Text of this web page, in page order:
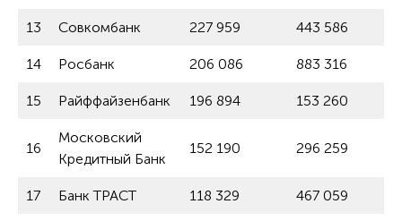
13 Совкомбанк 227 959 443 586
14 Росбанк 206 086 883 316
15 Райффайзенбанк 196 894 153 260
16
Московский
Кредитный Банк
152 190 296 259
17 Банк ТРАСТ 118 329 467 059